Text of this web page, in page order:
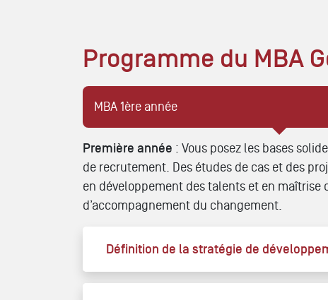
Programme du MBA
MBA 1ère année
Première année : Vous posez les bases
de recrutement. Des études de cas et des
en développement des talents et en maîtrise
d’accompagnement du changement.
Définition de la stratégie de